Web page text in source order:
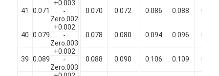
filtro di rame rotondo smaltato
Filati di avvolgimento in rame smaltato
41 0.071
+0.003
0.070
0.072 0.086 0.088 0.090
-
Zero.002
40 0.079
+0.002
0.078
0.080 0.094 0.096 0.098
-
Zero.003
39 0.089
+0.002
0.088
0.090 0.106 0.109 0.112
-
Zero.003